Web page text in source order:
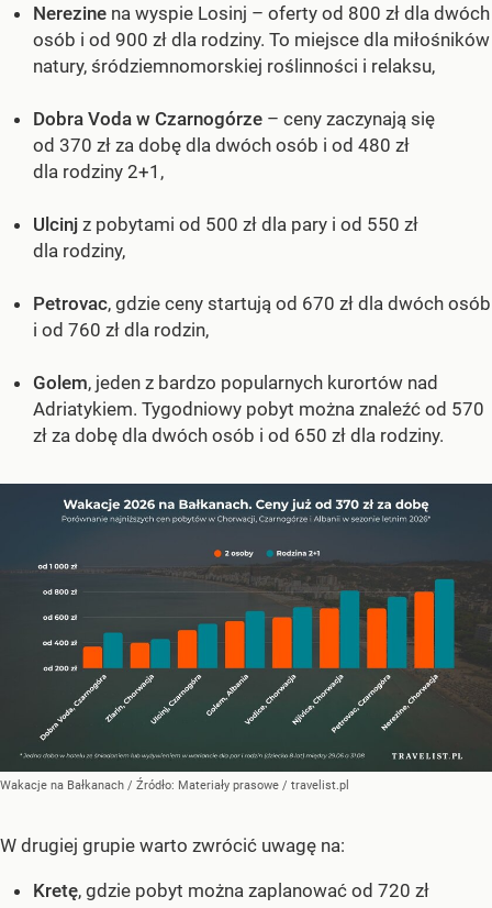
Nerezine na wyspie Losinj – oferty od 800 zł dla dwóch
osób i od 900 zł dla rodziny. To miejsce dla miłośników
natury, śródziemnomorskiej roślinności i relaksu,
Dobra Voda w Czarnogórze – ceny zaczynają się
od 370 zł za dobę dla dwóch osób i od 480 zł
dla rodziny 2+1,
Ulcinj z pobytami od 500 zł dla pary i od 550 zł
dla rodziny,
Petrovac, gdzie ceny startują od 670 zł dla dwóch osób
i od 760 zł dla rodzin,
Golem, jeden z bardzo popularnych kurortów nad
Adriatykiem. Tygodniowy pobyt można znaleźć od 570
zł za dobę dla dwóch osób i od 650 zł dla rodziny.
Wakacje na Bałkanach / Źródło: Materiały prasowe / travelist.pl
W drugiej grupie warto zwrócić uwagę na:
Kretę, gdzie pobyt można zaplanować od 720 zł